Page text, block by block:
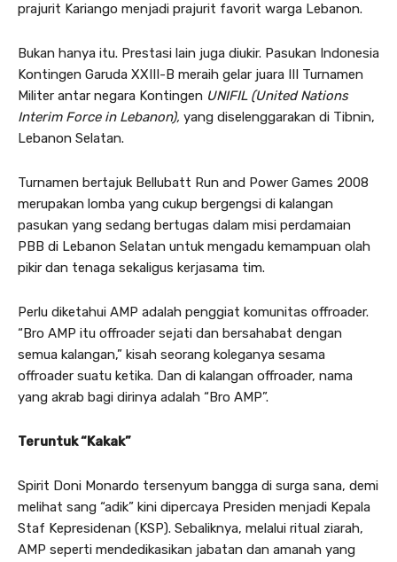
prajurit Kariango menjadi prajurit favorit warga Lebanon.
Bukan hanya itu. Prestasi lain juga diukir. Pasukan Indonesia
Kontingen Garuda XXIII-B meraih gelar juara III Turnamen
Militer antar negara Kontingen UNIFIL (United Nations
Interim Force in Lebanon), yang diselenggarakan di Tibnin,
Lebanon Selatan.
Turnamen bertajuk Bellubatt Run and Power Games 2008
merupakan lomba yang cukup bergengsi di kalangan
pasukan yang sedang bertugas dalam misi perdamaian
PBB di Lebanon Selatan untuk mengadu kemampuan olah
pikir dan tenaga sekaligus kerjasama tim.
Perlu diketahui AMP adalah penggiat komunitas offroader.
“Bro AMP itu offroader sejati dan bersahabat dengan
semua kalangan,” kisah seorang koleganya sesama
offroader suatu ketika. Dan di kalangan offroader, nama
yang akrab bagi dirinya adalah “Bro AMP”.
Teruntuk “Kakak”
Spirit Doni Monardo tersenyum bangga di surga sana, demi
melihat sang “adik” kini dipercaya Presiden menjadi Kepala
Staf Kepresidenan (KSP). Sebaliknya, melalui ritual ziarah,
AMP seperti mendedikasikan jabatan dan amanah yang